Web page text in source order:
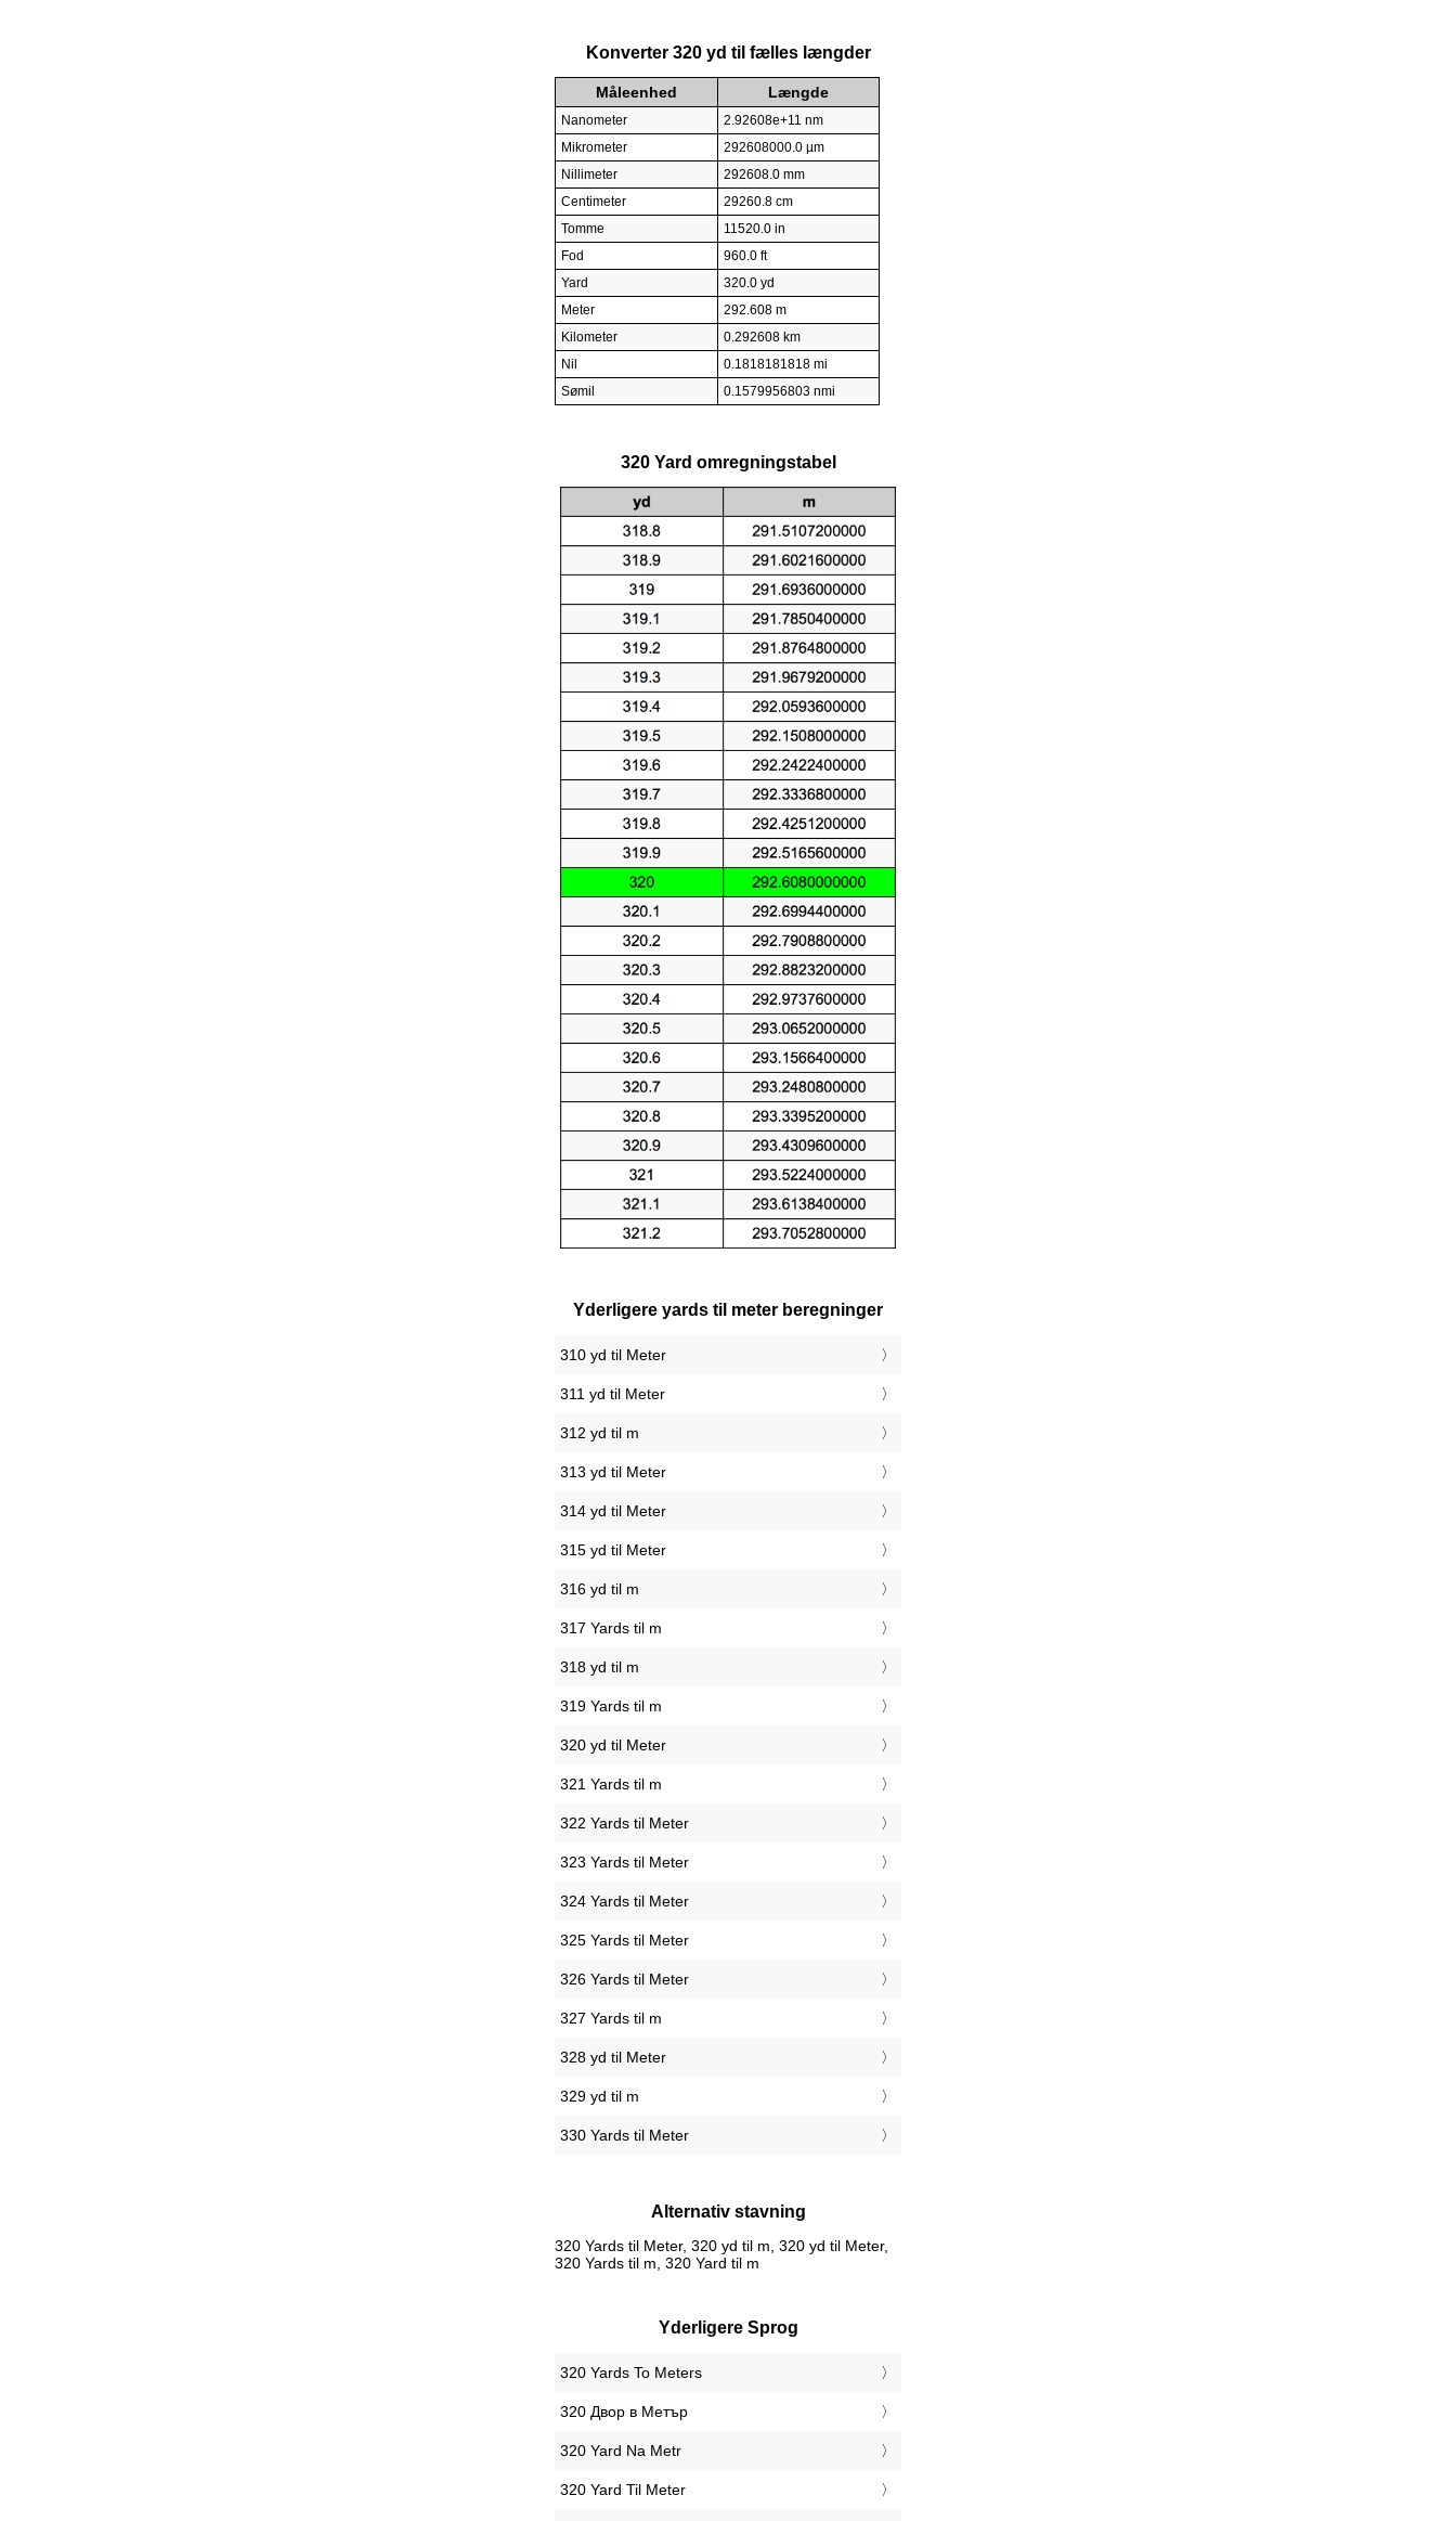
Konverter 320 yd til fælles længder
Måleenhed Længde
Nanometer
2.92608e+11 nm
Mikrometer
292608000.0 µm
Nillimeter
292608.0 mm
Centimeter
29260.8 cm
Tomme
11520.0 in
Fod
960.0 ft
Yard
320.0 yd
Meter
292.608 m
Kilometer
0.292608 km
Nil
0.1818181818 mi
Sømil
0.1579956803 nmi
320 Yard omregningstabel
Yderligere yards til meter beregninger
310 yd til Meter
311 yd til Meter
312 yd til m
313 yd til Meter
314 yd til Meter
315 yd til Meter
316 yd til m
317 Yards til m
318 yd til m
319 Yards til m
320 yd til Meter
321 Yards til m
322 Yards til Meter
323 Yards til Meter
324 Yards til Meter
325 Yards til Meter
326 Yards til Meter
327 Yards til m
328 yd til Meter
329 yd til m
330 Yards til Meter
Alternativ stavning
320 Yards til Meter, 320 yd til m, 320 yd til Meter,
320 Yards til m, 320 Yard til m
Yderligere Sprog
‎320 Yards To Meters
‎320 Двор в Метър
‎320 Yard Na Metr
‎320 Yard Til Meter